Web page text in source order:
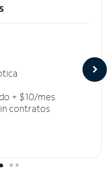
+ $10/mes
contratos